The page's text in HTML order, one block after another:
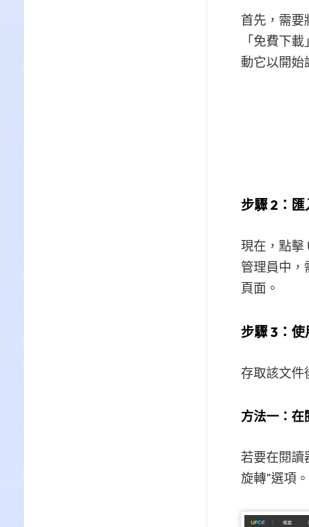
首先，需要
「免費下
動它以開始
步驟 2：
現在，點擊
管理員中，
頁面。
步驟 3：使
存取該文件
方法一：在
若要在閱讀
旋轉”選項。